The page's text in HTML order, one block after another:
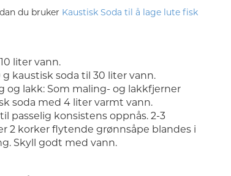
du bruker Kaustisk Soda til å lage lute fisk
liter vann.
g kaustisk soda til 30 liter vann.
og lakk: Som maling- og lakkfjerner
soda med 4 liter varmt vann.
passelig konsistens oppnås. 2-3
2 korker flytende grønnsåpe blandes i
Skyll godt med vann.